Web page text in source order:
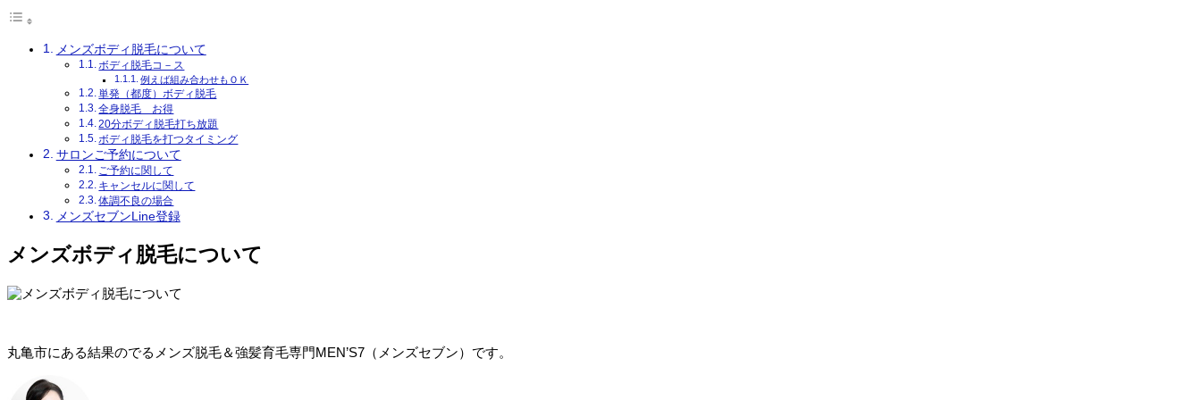
メンズボディ脱毛について
ボディ脱毛コ－ス
例えば組み合わせもＯＫ
単発（都度）ボディ脱毛
全身脱毛 お得
20分ボディ脱毛打ち放題
ボディ脱毛を打つタイミング
サロンご予約について
ご予約に関して
キャンセルに関して
体調不良の場合
メンズセブンLine登録
メンズボディ脱毛について
丸亀市にある結果のでるメンズ脱毛＆強髪育毛専門MEN’S7（メンズセブン）です。